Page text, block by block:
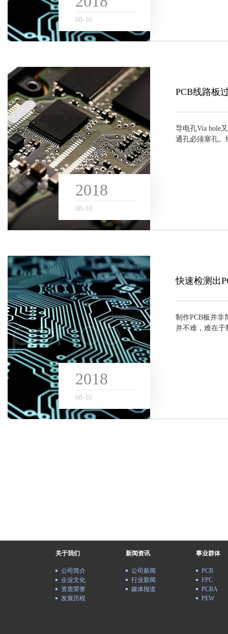
08- 10
2018
08- 10
PCB线路板
导电孔Via hole
通孔必须塞孔。
2018
08- 10
快速检测出
制作PCB板并非
并不难，难在于
关于我们
公司简介
企业文化
资质荣誉
发展历程
新闻资讯
公司新闻
行业新闻
媒体报道
事业群体
PCB
FPC
PCBA
PEW